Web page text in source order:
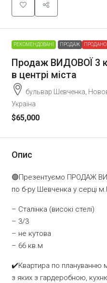
РЕКОМЕНДОВАНІ ПРОДАЖ ПРОДАНО
Продаж ВИДОВОЇ 3
в центрі міста
бульвар Шевченка,
Україна
$65,000
Опис
🟢Презентуємо ПРОДАЖ
по б-ру Шевченка у серці
– Сталінка (високі стелі)
– 3/3
– не кутова
– 66 кв.м
✔️Квартира по плануванню
з яких з гардеробною,